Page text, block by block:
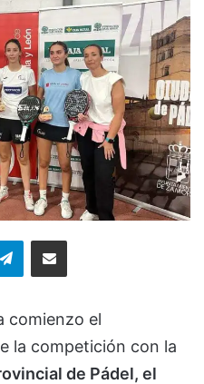
TelegramCompartir via Email
comienzo el
la competición con la
de Pádel, el